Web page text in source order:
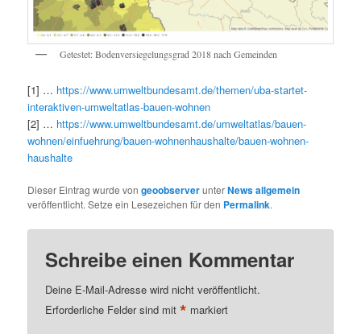
Getestet: Bodenversiegelungsgrad 2018 nach Gemeinden
[1] … https://www.umweltbundesamt.de/themen/uba-startet-
interaktiven-umweltatlas-bauen-wohnen
[2] … https://www.umweltbundesamt.de/umweltatlas/bauen-
wohnen/einfuehrung/bauen-wohnenhaushalte/bauen-wohnen-
haushalte
Dieser Eintrag wurde vongeoobserverunterNews allgemein
veröffentlicht. Setze ein Lesezeichen für den Permalink.
Schreibe einen Kommentar
Deine E-Mail-Adresse wird nicht veröffentlicht.
Erforderliche Felder sind mit* markiert